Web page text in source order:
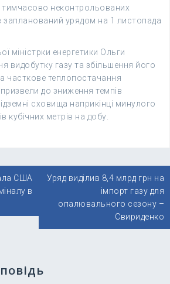
тимчасово неконтрольованих
запланований урядом на 1 листопада
міністрки енергетики Ольги
видобутку газу та збільшення його
часткове теплопостачання
призвели до зниження темпів
сховища наприкінці минулого
кубічних метрів на добу.
США
в
Уряд виділив 8,4 млрд грн на
імпорт газу для
опалювального сезону –
Свириденко